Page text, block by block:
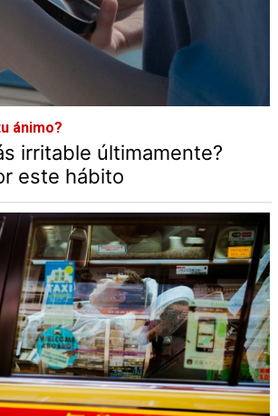
ánimo?
irritable últimamente?
este hábito